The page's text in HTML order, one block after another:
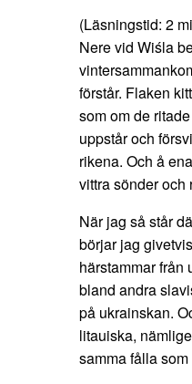
(Läsningstid: 2
Nere vid Wiśla
förstår. Flaken
som om de
uppstår och
rikena. Och å
vittra sönder och
När jag så står
börjar jag
härstammar från
bland andra
på ukrainskan.
litauiska,
samma fålla